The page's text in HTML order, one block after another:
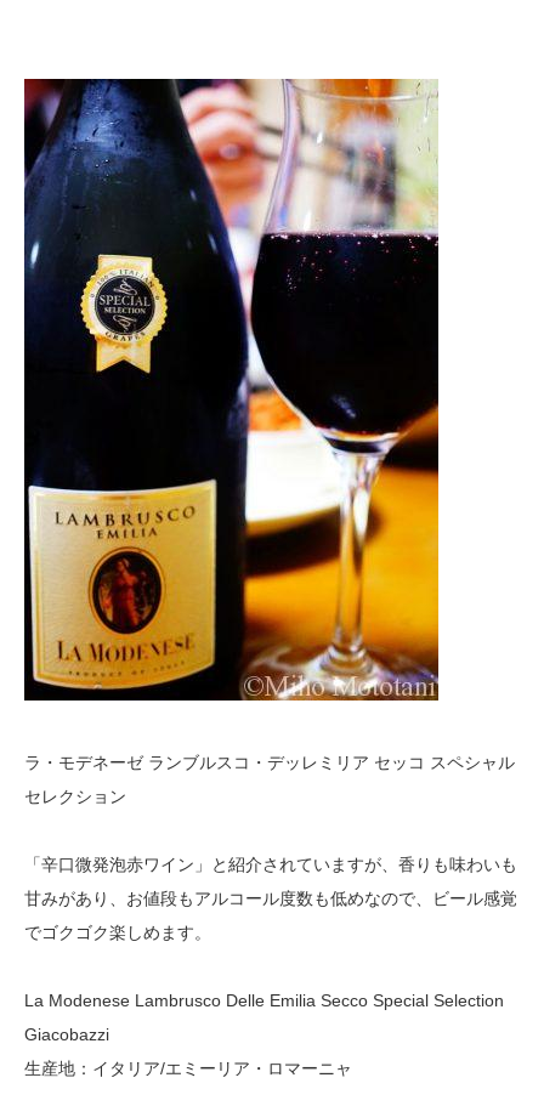
ラ・モデネーゼ ランブルスコ・デッレミリア セッコ スペシャル
セレクション
「辛口微発泡赤ワイン」と紹介されていますが、香りも味わいも
甘みがあり、お値段もアルコール度数も低めなので、ビール感覚
でゴクゴク楽しめます。
La Modenese Lambrusco Delle Emilia Secco Special Selection
Giacobazzi
生産地：イタリア/エミーリア・ロマーニャ